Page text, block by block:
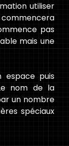
utiliser
pas
mais une
espace puis
nom de la
un nombre
spéciaux